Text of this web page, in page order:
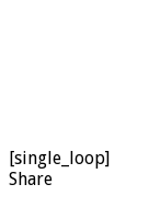
[single_loop]
Share